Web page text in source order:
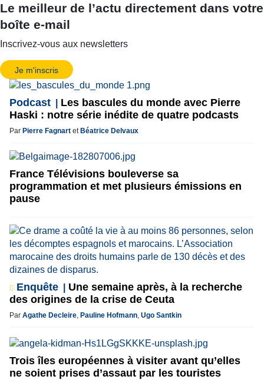
Le meilleur de l’actu directement dans votre
boîte e-mail
Inscrivez-vous aux newsletters
Je m'inscris
Podcast
Les bascules du monde avec Pierre
Haski : notre série inédite de quatre podcasts
Par Pierre Fagnart et Béatrice Delvaux
France Télévisions bouleverse sa
programmation et met plusieurs émissions en
pause
Enquête
Une semaine après, à la recherche
des origines de la crise de Ceuta
Par Agathe Decleire, Pauline Hofmann, Ugo Santkin
Trois îles européennes à visiter avant qu’elles
ne soient prises d’assaut par les touristes